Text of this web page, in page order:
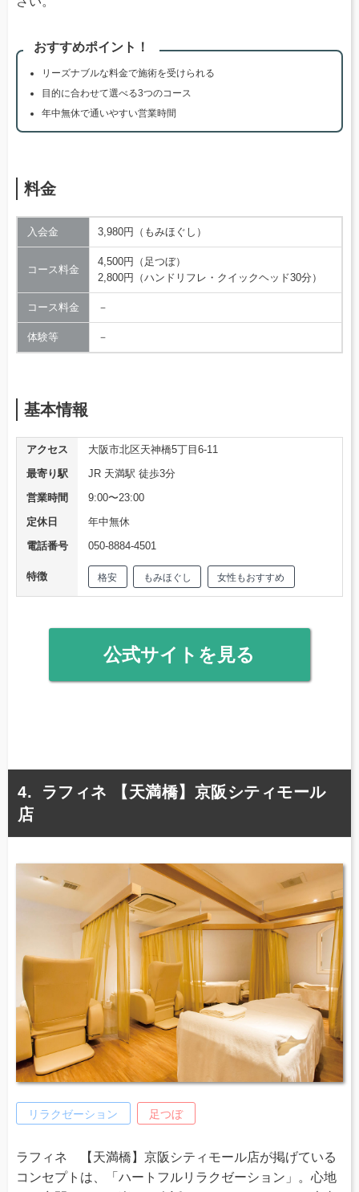
おすすめポイント！
リーズナブルな料金で施術を受けられる
目的に合わせて選べる3つのコース
年中無休で通いやすい営業時間
料金
入会金 3,980円（もみほぐし）
コース料金
4,500円（足つぼ）
2,800円（ハンドリフレ・クイックヘッド30分）
コース料金 －
体験等 －
基本情報
アクセス
大阪市北区天神橋5丁目6-11
最寄り駅
JR 天満駅 徒歩3分
営業時間
9:00〜23:00
定休日
年中無休
電話番号
050-8884-4501
特徴 格安 もみほぐし 女性もおすすめ
公式サイトを見る
ラフィネ 【天満橋】京阪シティモール
店
リラクゼーション 足つぼ
ラフィネ 【天満橋】京阪シティモール店が掲げている
コンセプトは、「ハートフルリラクゼーション」。心地